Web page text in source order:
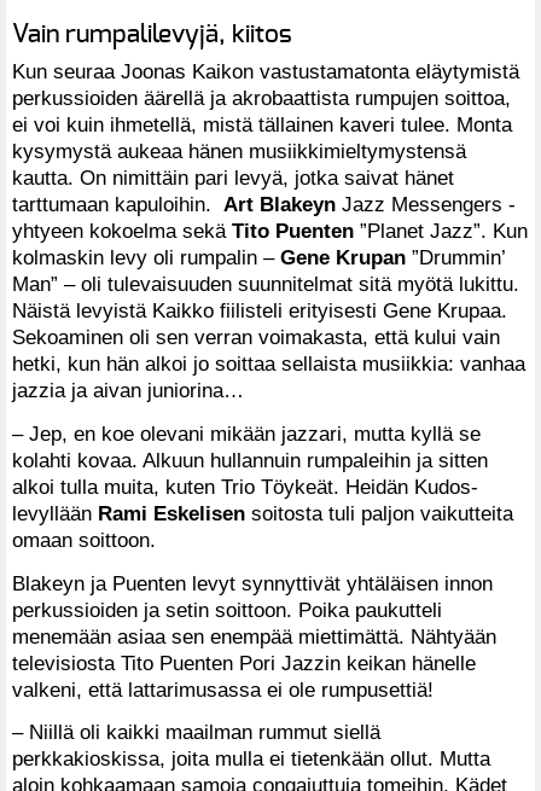
Vain rumpalilevyjä, kiitos
Kun seuraa Joonas Kaikon vastustamatonta eläytymistä
perkussioiden äärellä ja akrobaattista rumpujen soittoa,
ei voi kuin ihmetellä, mistä tällainen kaveri tulee. Monta
kysymystä aukeaa hänen musiikkimieltymystensä
kautta. On nimittäin pari levyä, jotka saivat hänet
tarttumaan kapuloihin. Art Blakeyn Jazz Messengers -
yhtyeen kokoelma sekä Tito Puenten ”Planet Jazz”. Kun
kolmaskin levy oli rumpalin – Gene Krupan ”Drummin’
Man” – oli tulevaisuuden suunnitelmat sitä myötä lukittu.
Näistä levyistä Kaikko fiilisteli erityisesti Gene Krupaa.
Sekoaminen oli sen verran voimakasta, että kului vain
hetki, kun hän alkoi jo soittaa sellaista musiikkia: vanhaa
jazzia ja aivan juniorina…
– Jep, en koe olevani mikään jazzari, mutta kyllä se
kolahti kovaa. Alkuun hullannuin rumpaleihin ja sitten
alkoi tulla muita, kuten Trio Töykeät. Heidän Kudos-
levyllään Rami Eskelisen soitosta tuli paljon vaikutteita
omaan soittoon.
Blakeyn ja Puenten levyt synnyttivät yhtäläisen innon
perkussioiden ja setin soittoon. Poika paukutteli
menemään asiaa sen enempää miettimättä. Nähtyään
televisiosta Tito Puenten Pori Jazzin keikan hänelle
valkeni, että lattarimusassa ei ole rumpusettiä!
– Niillä oli kaikki maailman rummut siellä
perkkakioskissa, joita mulla ei tietenkään ollut. Mutta
aloin kohkaamaan samoja congajuttuja tomeihin. Kädet